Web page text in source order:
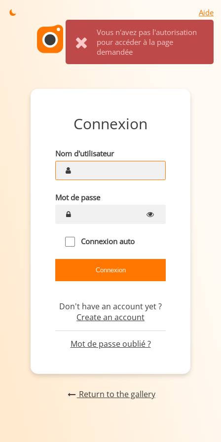
Aide
Vous n'avez pas l'autorisation
pour accéder à la page
demandée
Connexion
Nom d'utilisateur
Mot de passe
Connexion auto
Don't have an account yet ?
Create an account
Mot de passe oublié ?
Return to the gallery